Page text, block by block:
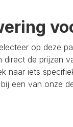
op deze
de prijzen
naar iets
een van onze